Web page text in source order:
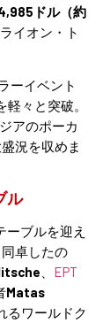
ドル（約
イオン・ト
ーイベント
々と突破。
アのポーカ
況を収めま
ル
ブルを迎え
卓したの
EPT
Matas
るワールドク